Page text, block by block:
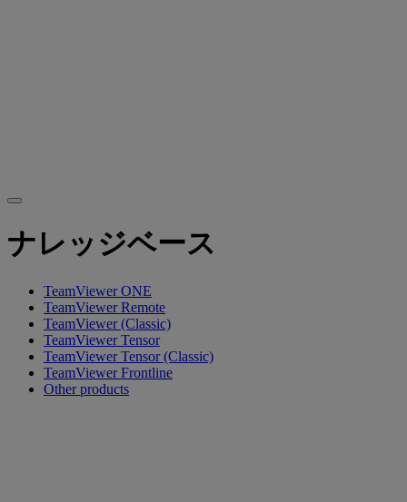
ナレッジベース
TeamViewer ONE
TeamViewer Remote
TeamViewer (Classic)
TeamViewer Tensor
TeamViewer Tensor (Classic)
TeamViewer Frontline
Other products